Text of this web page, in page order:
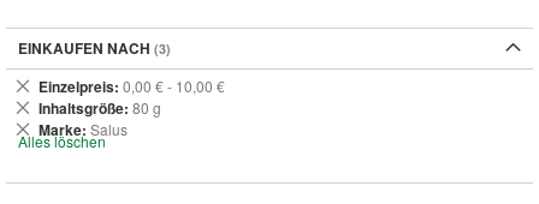
EINKAUFEN NACH
Einzelpreis 0,00 € - 10,00 €
Dies
entfernen
Inhaltsgröße 80 g
Dies
entfernen
Marke Salus
Dies
entfernen
Alles löschen